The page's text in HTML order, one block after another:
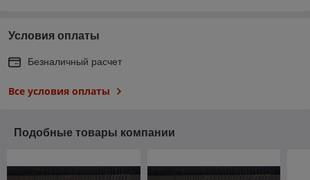
Условия оплаты
Безналичный расчет
Все условия оплаты
Подобные товары компании